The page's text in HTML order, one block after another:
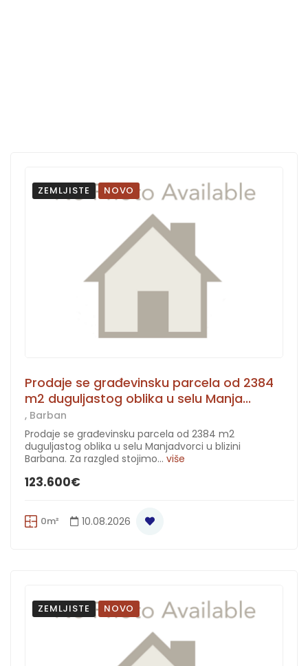
ZEMLJISTE NOVO
Prodaje se građevinsku parcela od 2384
m2 duguljastog oblika u selu Manja...
, Barban
Prodaje se građevinsku parcela od 2384 m2
duguljastog oblika u selu Manjadvorci u blizini
Barbana. Za razgled stojimo... više
123.600€
0m² 10.08.2026
ZEMLJISTE NOVO